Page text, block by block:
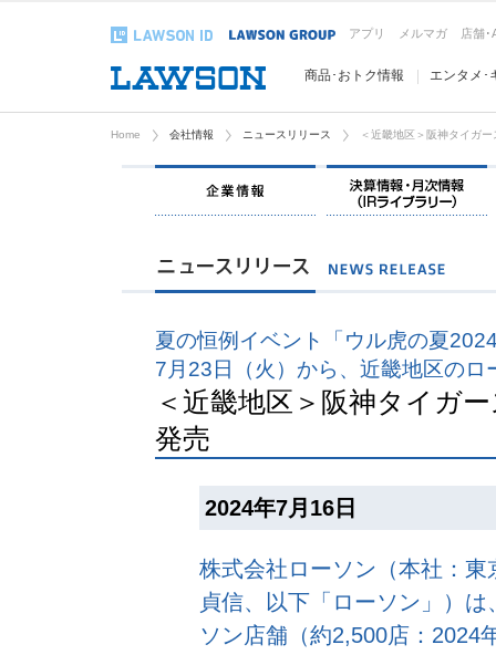
アプリ メルマガ 店舗･
商品･おトク情報 エンタメ･
Home 会社情報 ニュースリリース ＜近畿地区＞阪神タイガ
企業情報
夏の恒例イベント「ウル虎の夏
7月23日（火）から、近畿地区のロ
＜近畿地区＞阪神タイガ
発売
2024年7月16日
株式会社ローソン（本社：
貞信、以下「ローソン」）
ソン店舗（約2,500店：2024